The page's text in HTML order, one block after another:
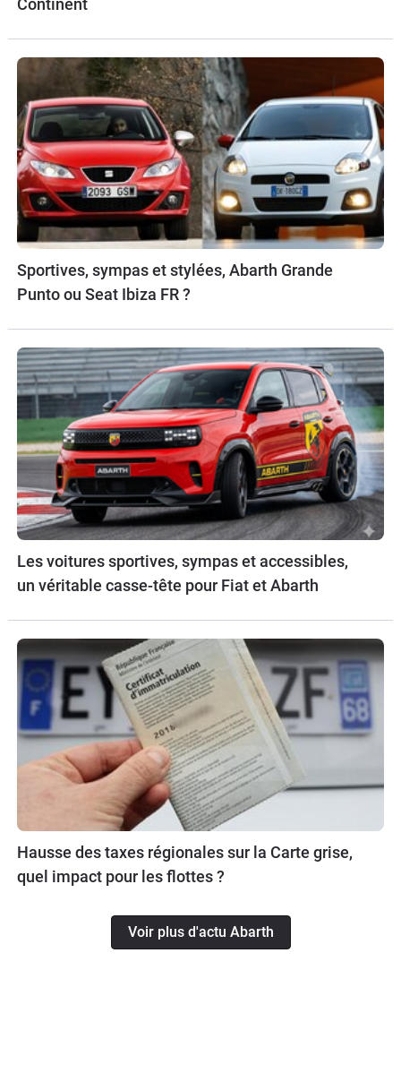
Continent
Sportives, sympas et stylées, Abarth Grande
Punto ou Seat Ibiza FR ?
Les voitures sportives, sympas et accessibles,
un véritable casse-tête pour Fiat et Abarth
Hausse des taxes régionales sur la Carte grise,
quel impact pour les flottes ?
Voir plus d'actu Abarth